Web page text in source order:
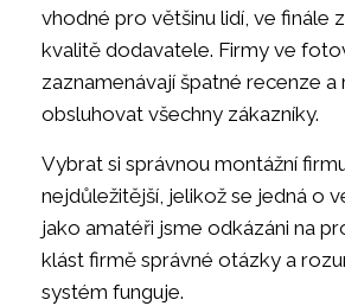
vhodné pro většinu lidí, ve finále
kvalitě dodavatele. Firmy ve
zaznamenávají špatné recenze a
obsluhovat všechny zákazníky.
Vybrat si správnou montážní
nejdůležitější, jelikož se jedná o
jako amatéři jsme odkázáni na
klást firmě správné otázky a
systém funguje.